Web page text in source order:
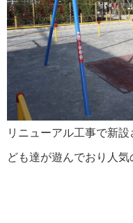
リニューアル工事で新
ども達が遊んでおり人気